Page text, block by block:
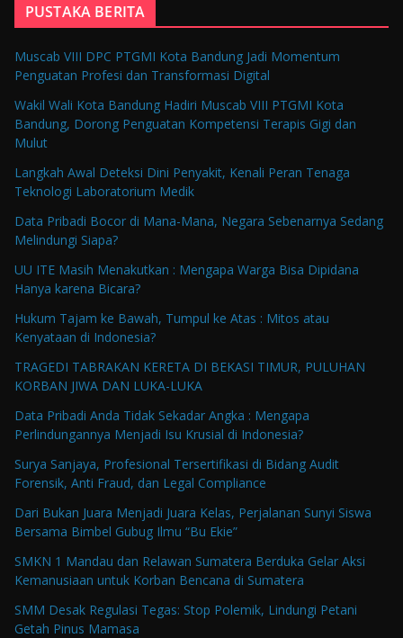
PUSTAKA BERITA
Muscab VIII DPC PTGMI Kota Bandung Jadi Momentum
Penguatan Profesi dan Transformasi Digital
Wakil Wali Kota Bandung Hadiri Muscab VIII PTGMI Kota
Bandung, Dorong Penguatan Kompetensi Terapis Gigi dan
Mulut
Langkah Awal Deteksi Dini Penyakit, Kenali Peran Tenaga
Teknologi Laboratorium Medik
Data Pribadi Bocor di Mana-Mana, Negara Sebenarnya Sedang
Melindungi Siapa?
UU ITE Masih Menakutkan : Mengapa Warga Bisa Dipidana
Hanya karena Bicara?
Hukum Tajam ke Bawah, Tumpul ke Atas : Mitos atau
Kenyataan di Indonesia?
TRAGEDI TABRAKAN KERETA DI BEKASI TIMUR, PULUHAN
KORBAN JIWA DAN LUKA-LUKA
Data Pribadi Anda Tidak Sekadar Angka : Mengapa
Perlindungannya Menjadi Isu Krusial di Indonesia?
Surya Sanjaya, Profesional Tersertifikasi di Bidang Audit
Forensik, Anti Fraud, dan Legal Compliance
Dari Bukan Juara Menjadi Juara Kelas, Perjalanan Sunyi Siswa
Bersama Bimbel Gubug Ilmu “Bu Ekie”
SMKN 1 Mandau dan Relawan Sumatera Berduka Gelar Aksi
Kemanusiaan untuk Korban Bencana di Sumatera
SMM Desak Regulasi Tegas: Stop Polemik, Lindungi Petani
Getah Pinus Mamasa